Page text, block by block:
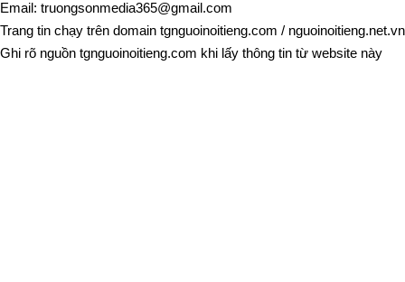
Email: truongsonmedia365@gmail.com
Trang tin chạy trên domain tgnguoinoitieng.com / nguoinoitieng.net.vn
Ghi rõ nguồn tgnguoinoitieng.com khi lấy thông tin từ website này